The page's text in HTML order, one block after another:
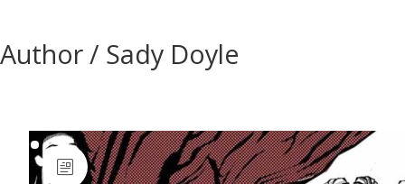
Author / Sady Doyle